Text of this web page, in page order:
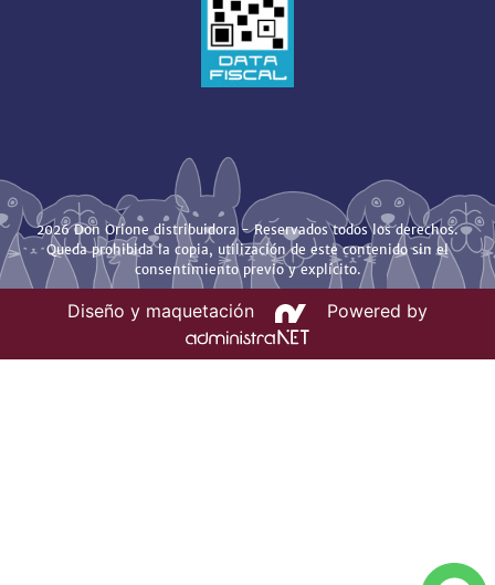
2026 Don Orione distribuidora - Reservados todos los derechos.
Queda prohibida la copia, utilización de este contenido sin el
consentimiento previo y explícito.
Diseño y maquetación Powered by